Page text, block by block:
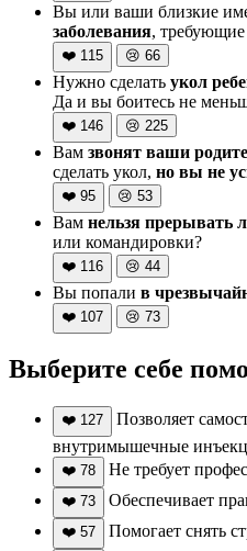
Вы или ваши близкие
заболевания,
❤️ 115 😢 66
Нужно сделать укол
Да и вы боитесь не
❤️ 146 😢 225
Вам звонят ваши
сделать укол, но вы не
❤️ 95 😢 53
Вам нельзя прерывать
или командировки?
❤️ 116 😢 44
Вы попали в
❤️ 107 😢 73
Выберите себе
❤️ 127
Позволяет
внутримышечные
❤️ 78 Не требует
❤️ 73 Обеспечивает
❤️ 57 Помогает снять